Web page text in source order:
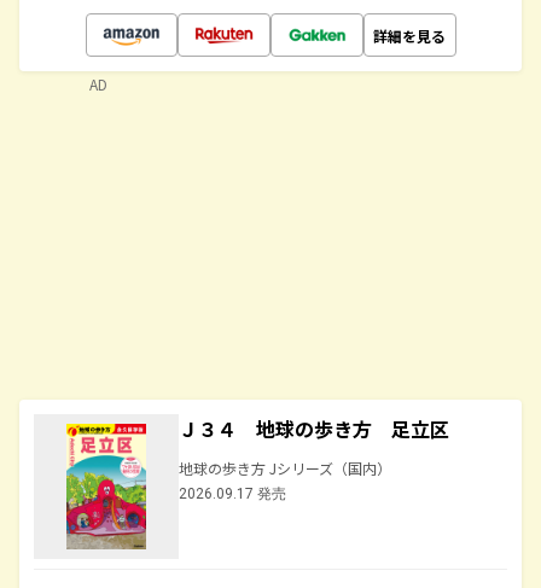
詳細を見る
Ｊ３４ 地球の歩き方 足立区
地球の歩き方 Jシリーズ（国内）
2026.09.17 発売
AD